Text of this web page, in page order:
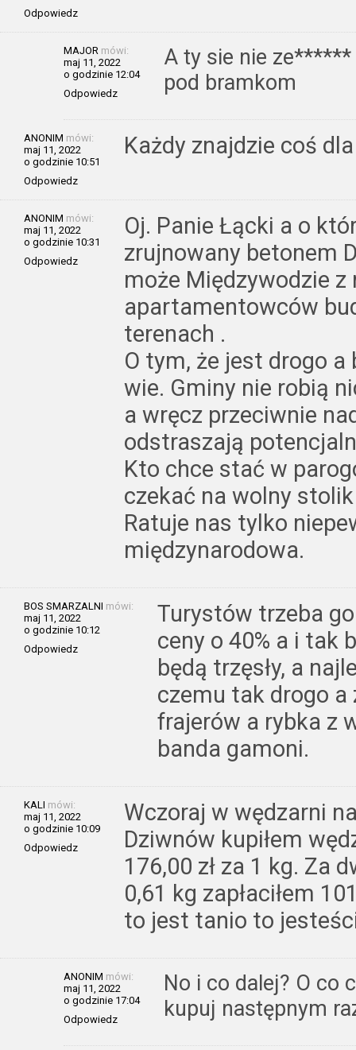
Odpowiedz
MAJOR mówi:
maj 11, 2022
o godzinie 12:04
Odpowiedz
A ty sie nie ze******
pod bramkom
ANONIM mówi:
maj 11, 2022
o godzinie 10:51
Odpowiedz
Każdy znajdzie coś
ANONIM mówi:
maj 11, 2022
o godzinie 10:31
Odpowiedz
Oj. Panie Łącki a o
zrujnowany betonem
może Międzywodzie z
apartamentowców
terenach .
O tym, że jest drogo a
wie. Gminy nie robią
a wręcz przeciwnie
odstraszają
Kto chce stać w
czekać na wolny
Ratuje nas tylko
międzynarodowa.
BOS SMARZALNI mówi:
maj 11, 2022
o godzinie 10:12
Odpowiedz
Turystów trzeba
ceny o 40% a i tak
będą trzęsły, a
czemu tak drogo a
frajerów a rybka z
banda gamoni.
KALI mówi:
maj 11, 2022
o godzinie 10:09
Odpowiedz
Wczoraj w wędzarni
Dziwnów kupiłem
176,00 zł za 1 kg. Za
0,61 kg zapłaciłem
to jest tanio to
ANONIM mówi:
maj 11, 2022
o godzinie 17:04
Odpowiedz
No i co dalej? O co
kupuj następnym